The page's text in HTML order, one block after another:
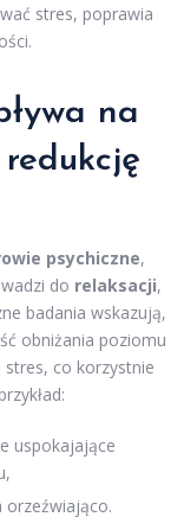
stres, poprawia
na
psychiczne,
do relaksacji,
badania wskazują,
obniżania poziomu
co korzystnie
uspokajające
orzeźwiająco.